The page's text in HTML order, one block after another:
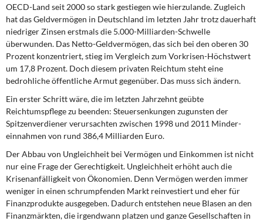
OECD-Land seit 2000 so stark gestiegen wie hierzulande. Zugleich
hat das Geldvermögen in Deutschland im letzten Jahr trotz dauerhaft
niedriger Zinsen erstmals die 5.000-Milliar­den-Schwelle
überwunden. Das Netto-Geldvermögen, das sich bei den oberen 30
Prozent konzentriert, stieg im Vergleich zum Vorkrisen-Höchstwert
um 17,8 Prozent. Doch diesem privaten Reichtum steht eine
bedrohliche öffentliche Armut gegenüber. Das muss sich ändern.
Ein erster Schritt wäre, die im letzten Jahrzehnt geübte
Reichtumspflege zu beenden: Steuer­senkungen zugunsten der
Spitzen­verdiener verursachten zwischen 1998 und 2011 Minder­
einnahmen von rund 386,4 Milliarden Euro.
Der Abbau von Ungleichheit bei Vermögen und Einkommen ist nicht
nur eine Frage der Gerechtigkeit. Ungleichheit erhöht auch die
Krisenanfälligkeit von Ökonomien. Denn Vermögen werden immer
weniger in einen schrumpfenden Markt reinvestiert und eher für
Finanzprodukte ausgegeben. Dadurch entstehen neue Blasen an den
Finanzmärkten, die irgendwann platzen und ganze Gesellschaften in